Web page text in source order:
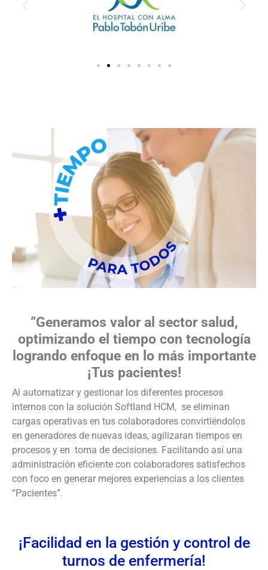
“Generamos valor al sector salud,
optimizando el tiempo con tecnología
logrando enfoque en lo más importante
¡Tus pacientes!
Al automatizar y gestionar los diferentes procesos
internos con la solución Softland HCM, se eliminan
cargas operativas en tus colaboradores convirtiéndolos
en generadores de nuevas ideas, agilizaran tiempos en
procesos y en toma de decisiones. Facilitando así una
administración eficiente con colaboradores satisfechos
con foco en generar mejores experiencias a los clientes
“Pacientes”.
¡Facilidad en la gestión y control de
turnos de enfermería!